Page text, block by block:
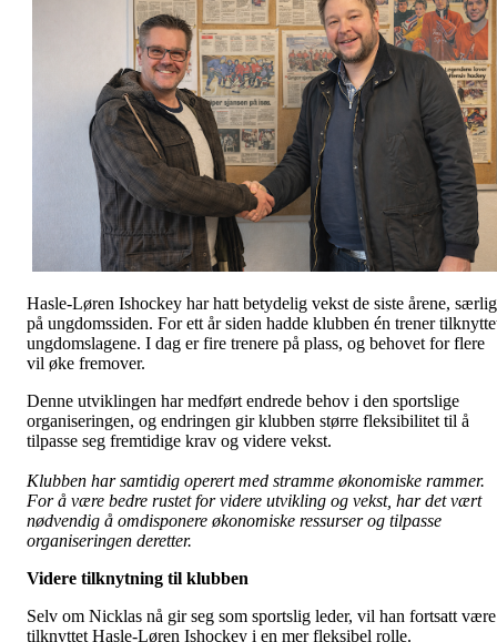
Hasle-Løren Ishockey har hatt betydelig vekst de siste årene, særlig
på ungdomssiden. For ett år siden hadde klubben én trener
ungdomslagene. I dag er fire trenere på plass, og behovet for flere
vil øke fremover.
Denne utviklingen har medført endrede behov i den sportslige
organiseringen, og endringen gir klubben større fleksibilitet til å
tilpasse seg fremtidige krav og videre vekst.
Klubben har samtidig operert med stramme økonomiske rammer.
For å være bedre rustet for videre utvikling og vekst, har det vært
nødvendig å omdisponere økonomiske ressurser og tilpasse
organiseringen deretter.
Videre tilknytning til klubben
Selv om Nicklas nå gir seg som sportslig leder, vil han fortsatt være
tilknyttet Hasle-Løren Ishockey i en mer fleksibel rolle.